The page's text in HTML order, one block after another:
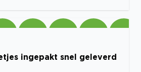
ingepakt snel geleverd